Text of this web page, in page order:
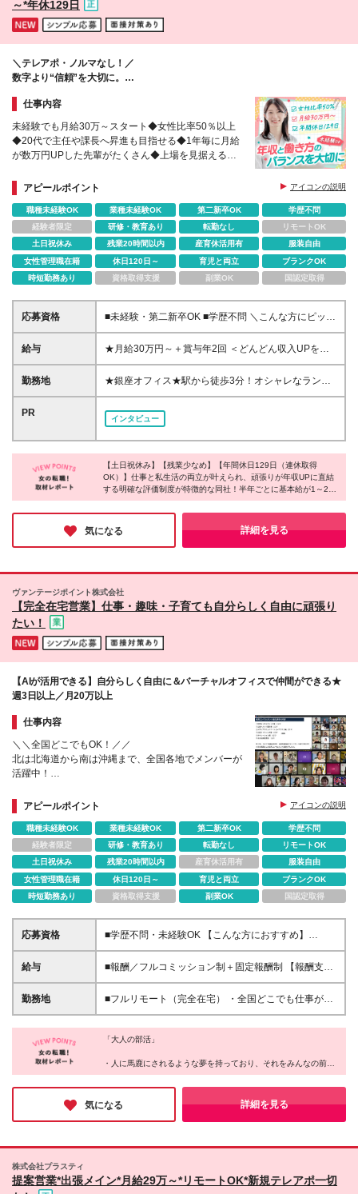
～*年休129日
＼テレアポ・ノルマなし！／
数字より“信頼”を大切に。
仕事内容
未経験でも月給30万～スタート◆女性比率50％以上
◆20代で主任や課長へ昇進も目指せる◆1年毎に月給
が数万円UPした先輩がたくさん◆上場を見据える急
アピールポイント
アイコンの説明
職種未経験OK 業種未経験OK 第二新卒OK
学歴不問
経験者限定
研修・教育あり 転勤なし
リモートOK
土日祝休み
残業20時間以内 産育休活用有
服装自由
女性管理職在籍
休日120日～ 育児と両立
ブランクOK
時短勤務あり
資格取得支援 副業OK 国認定取得
応募資格
■未経験・第二新卒OK ■学歴不問 ＼こんな方にピッタ
リです！／ ◎人と話すことが好きな方 ◎チームワー
クを大切にして働きたい方 ◎周りから「ポジティブ
給与
★月給30万円～＋賞与年2回 ＜どんどん収入UPを目
指せます＞ 現在活躍している営業担当社員は、 全員
が入社1年で月給32万円～35万円に昇給◎ 実際の残業
いたします。 ※月給の金額は、スキルや経験を考慮の
となります。その他給与や待遇に差異はありませ
ん。） ※上記給与は固定時間外労働手当40時間分
（月71,500円）を含みます。万が一残業時間が40時
業代は全額支給します。
勤務地
★銀座オフィス★駅から徒歩3分！オシャレなランチ
スポットがいっぱい！ ★多くの路線が利用でき、通
勤や取引先企業様の訪問に便利です♪ 【東京オフィ
ス】 東京都中央区銀座7-17-2 アーク銀座ビルディ
ング6F ※(変更の範囲)初回配属の東京オフィスを除
き、千葉本社
PR
インタビュー
【土日祝休み】【残業少なめ】【年間休日129日（連休取得
OK）】仕事と私生活の両立が叶えられ、頑張りが年収UPに直結
する明確な評価制度が特徴的な同社！半年ごとに基本給が1～2万
円アップするため、収入が2倍近くになった社員もいるのだと
か。そんな同社は、チームで成果を喜び合う温かい雰囲気があ
り、先輩のサポートや寄り添った指導も充実♪ここでなら、一人
ひとりが安心して希望のキャリアを歩めそうだと感じました！
気になる 詳細を見る
ヴァンテージポイント株式会社
【完全在宅営業】仕事・趣味・子育ても自分らしく自由に頑張り
たい！
【AIが活用できる】自分らしく自由に＆バーチャルオフィスで仲間ができる★
週3日以上／月20万以上
仕事内容
＼＼全国どこでもOK！／／
北は北海道から南は沖縄まで、全国各地でメンバーが
活躍中！
近に感じながら働けます。
アピールポイント アイコンの説明
職種未経験OK 業種未経験OK 第二新卒OK
学歴不問
経験者限定
研修・教育あり 転勤なし
リモートOK
土日祝休み
残業20時間以内 産育休活用有
服装自由
女性管理職在籍
休日120日～ 育児と両立
ブランクOK
時短勤務あり
資格取得支援 副業OK 国認定取得
応募資格
■学歴不問・未経験OK 【こんな方におすすめ】
⭕「自信はないけど、頑張ってみたい」と思える人
⭕「もう一度、努力してみよう」と挑戦できる人 ⭕
いていない方】 ❌ラクに稼ぎたい人 ❌最低限の収入が
あればOKな人 ❌自分の成長に興味がない人 ❌人と協
ありません。 でも、だからこそ成長の実感がある
安」より「どこまで成長できるか」を楽しめる環境で
す。 本気で挑戦するあなたを、全力でサポートしま
給与
■報酬／フルコミッション制＋固定報酬制 【報酬支払
い実績(2024年度)】平均5,522,124円 （Join1年以上2
年未満メンバー） この数字は、ウルサポの環境を活
し、挑戦を続けた人 すべての人がこの結果を得られ
く、「行動する」ことが、成果への第一歩です。 ※固
する固定報酬の仕事にエントリー可能。全メンバーの
約20％程度が固定報酬を得ており、時給1,500円～
10,000円相当の仕事があります（一定のスキルを必要
勤務地
■フルリモート（完全在宅） ・全国どこでも仕事がで
きます（地方でも活躍できます） ・あなたが「ここ
で働きたい！」と思った場所が職場です（0秒出社）
・平日にワーケーション先でオンライン商談や、移動
中にチャットでコミュニケーションもOK
――――――――――――――――― ◎メタバース
オフィス「oVice」の活用 完全在宅でありながら孤独
感ゼロ。 ・研修や案件相談、仕事のMTG ・「ねぇね
ぇ今ちょっといい？」のライトなコミュニケーション
の範囲)上記を除く当社関連勤務地
「大人の部活」
・人に馬鹿にされるような夢を持っており、それをみんなの前で
発言できる
・慣れ合いではなく切磋琢磨できる、本気で向き合ってくれる仲
間がいる
・賞賛承認文化があり、あなたの存在を認めてくれる環境がある
・トレーナーが正しい努力を示し、適切なフィードバックを行っ
・1年後、驚くほど成長した大好きな自分に出会える
気になる 詳細を見る
株式会社プラスティ
提案営業*出張メイン*月給29万～*リモートOK*新規テレアポ一切